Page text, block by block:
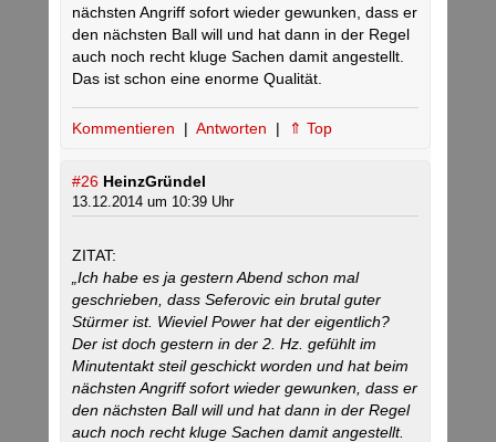
nächsten Angriff sofort wieder gewunken, dass er
den nächsten Ball will und hat dann in der Regel
auch noch recht kluge Sachen damit angestellt.
Das ist schon eine enorme Qualität.
Kommentieren | Antworten | ⇑ Top
#26 HeinzGründel
13.12.2014 um 10:39 Uhr
ZITAT:
„Ich habe es ja gestern Abend schon mal
geschrieben, dass Seferovic ein brutal guter
Stürmer ist. Wieviel Power hat der eigentlich?
Der ist doch gestern in der 2. Hz. gefühlt im
Minutentakt steil geschickt worden und hat beim
nächsten Angriff sofort wieder gewunken, dass er
den nächsten Ball will und hat dann in der Regel
auch noch recht kluge Sachen damit angestellt.